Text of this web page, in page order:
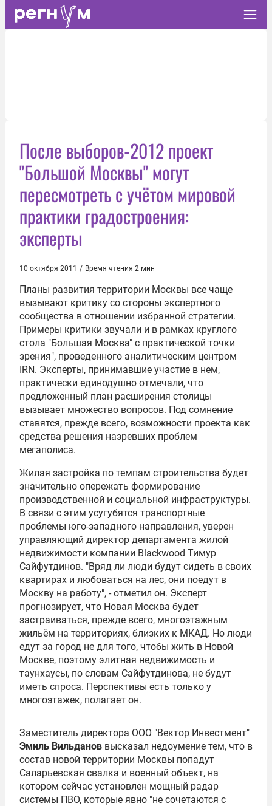
После выборов-2012 проект
"Большой Москвы" могут
пересмотреть с учётом мировой
практики градостроения:
эксперты
10 октября 2011 / Время чтения 2 мин
Планы развития территории Москвы все чаще
вызывают критику со стороны экспертного
сообщества в отношении избранной стратегии.
Примеры критики звучали и в рамках круглого
стола "Большая Москва" с практической точки
зрения", проведенного аналитическим центром
IRN. Эксперты, принимавшие участие в нем,
практически единодушно отмечали, что
предложенный план расширения столицы
вызывает множество вопросов. Под сомнение
ставятся, прежде всего, возможности проекта как
средства решения назревших проблем
мегаполиса.
Жилая застройка по темпам строительства будет
значительно опережать формирование
производственной и социальной инфраструктуры.
В связи с этим усугубятся транспортные
проблемы юго-западного направления, уверен
управляющий директор департамента жилой
недвижимости компании Blackwood Тимур
Сайфутдинов. "Вряд ли люди будут сидеть в своих
квартирах и любоваться на лес, они поедут в
Москву на работу", - отметил он. Эксперт
прогнозирует, что Новая Москва будет
застраиваться, прежде всего, многоэтажным
жильём на территориях, близких к МКАД. Но люди
едут за город не для того, чтобы жить в Новой
Москве, поэтому элитная недвижимость и
таунхаусы, по словам Сайфутдинова, не будут
иметь спроса. Перспективы есть только у
многоэтажек, полагает он.
Заместитель директора ООО "Вектор Инвестмент"
Эмиль Вильданов высказал недоумение тем, что в
состав новой территории Москвы попадут
Саларьевская свалка и военный объект, на
котором сейчас установлен мощный радар
системы ПВО, которые явно "не сочетаются с